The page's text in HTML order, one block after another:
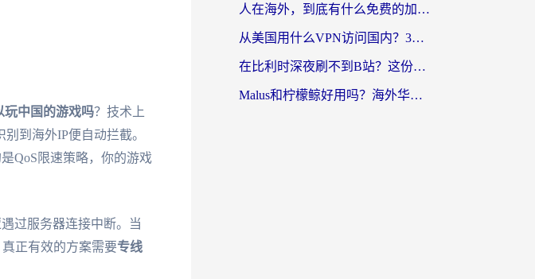
玩中国的游戏吗？技术上
到海外IP便自动拦截。
QoS限速策略，你的游戏
过服务器连接中断。当
正有效的方案需要专线
人在海外，到底有什么免费的加速器能让我安心追剧打游戏？
从美国用什么VPN访问国内？3年海外党亲测：选对工具才能无缝刷B站、看腾讯视频
在比利时深夜刷不到B站？这份回国加速器避坑指南请收好
Malus和柠檬鲸好用吗？海外华人亲测：回国加速器怎么选才不踩坑？